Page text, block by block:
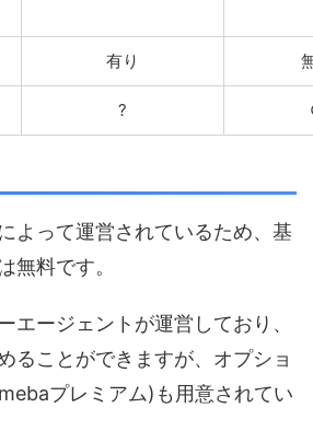
有り
?
よって運営されているため、基
無料です。
エージェントが運営しており、
ることができますが、オプショ
プレミアム)も用意されてい